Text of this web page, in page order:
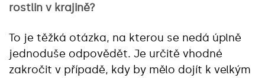
rostlin v krajině?
To je těžká otázka, na kterou se nedá úplně
jednoduše odpovědět. Je určitě vhodné
zakročit v případě, kdy by mělo dojít k velkým